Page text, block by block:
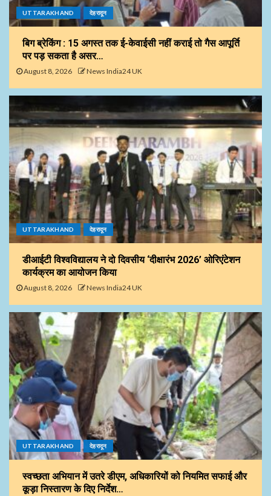
UTTARAKHAND देहरादून
बिग ब्रेकिंग : 15 अगस्त तक ई-केवाईसी नहीं कराई तो गैस आपूर्ति
पर पड़ सकता है असर…
August 8, 2026 News India24 UK
UTTARAKHAND देहरादून
डीआईटी विश्वविद्यालय ने दो दिवसीय ‘दीक्षारंभ 2026’ ओरिएंटेशन
कार्यक्रम का आयोजन किया
August 8, 2026 News India24 UK
UTTARAKHAND देहरादून
स्वच्छता अभियान में उतरे डीएम, अधिकारियों को नियमित सफाई और
कूड़ा निस्तारण के दिए निर्देश…